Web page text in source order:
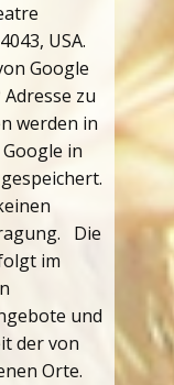
USA.
Google
zu
werden in
in
Die
im
und
der von
Orte.